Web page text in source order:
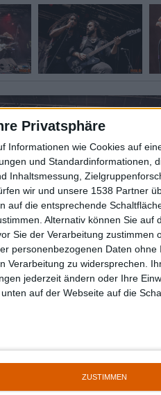
Privatsphäre
Informationen wie Cookies auf
und Standardinformationen,
Inhaltsmessung,
wir und unsere 1538 Partner
auf die entsprechende
Alternativ können Sie auf
Sie der Verarbeitung zustimmen
personenbezogenen Daten ohne
Verarbeitung zu widersprechen.
jederzeit ändern oder Ihre
auf der Webseite auf die
ZUSTIMMEN
Zur Startseite